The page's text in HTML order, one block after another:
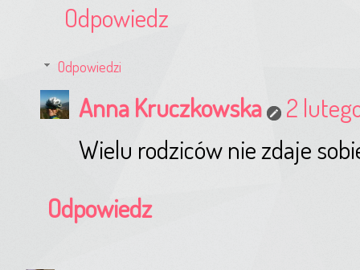
Odpowiedz
Odpowiedzi
Anna Kruczkowska
2
Wielu rodziców nie zdaje
Odpowiedz